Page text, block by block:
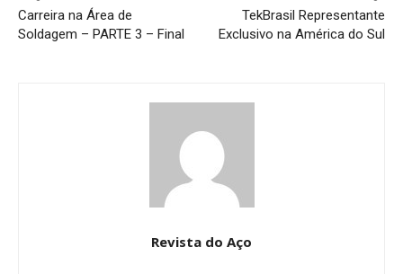
Carreira na Área de
Soldagem – PARTE 3 – Final
TekBrasil Representante
Exclusivo na América do Sul
Revista do Aço